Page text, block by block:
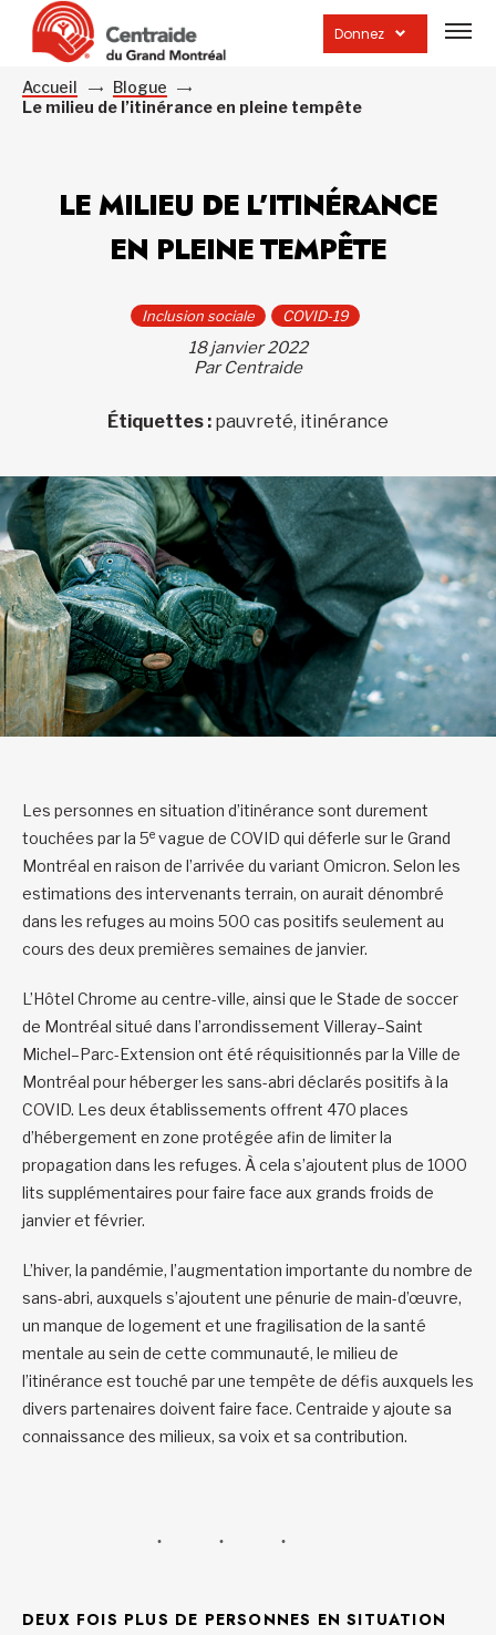
Donnez
la
Accueil
Blogue
Le milieu de l’itinérance en pleine tempête
LE MILIEU DE L’ITINÉRANCE
EN PLEINE TEMPÊTE
Inclusion sociale COVID-19
18 janvier 2022
Par Centraide
Étiquettes : pauvreté, itinérance
Les personnes en situation d’itinérance sont durement
touchées par la 5e vague de COVID qui déferle sur le Grand
Montréal en raison de l’arrivée du variant Omicron. Selon les
estimations des intervenants terrain, on aurait dénombré
dans les refuges au moins 500 cas positifs seulement au
cours des deux premières semaines de janvier.
L’Hôtel Chrome au centre-ville, ainsi que le Stade de soccer
de Montréal situé dans l’arrondissement Villeray–Saint
Michel–Parc-Extension ont été réquisitionnés par la Ville de
Montréal pour héberger les sans-abri déclarés positifs à la
COVID. Les deux établissements offrent 470 places
d’hébergement en zone protégée afin de limiter la
propagation dans les refuges. À cela s’ajoutent plus de 1000
lits supplémentaires pour faire face aux grands froids de
janvier et février.
L’hiver, la pandémie, l’augmentation importante du nombre de
sans-abri, auxquels s’ajoutent une pénurie de main-d’œuvre,
un manque de logement et une fragilisation de la santé
mentale au sein de cette communauté, le milieu de
l’itinérance est touché par une tempête de défis auxquels les
divers partenaires doivent faire face. Centraide y ajoute sa
connaissance des milieux, sa voix et sa contribution.
DEUX FOIS PLUS DE PERSONNES EN SITUATION